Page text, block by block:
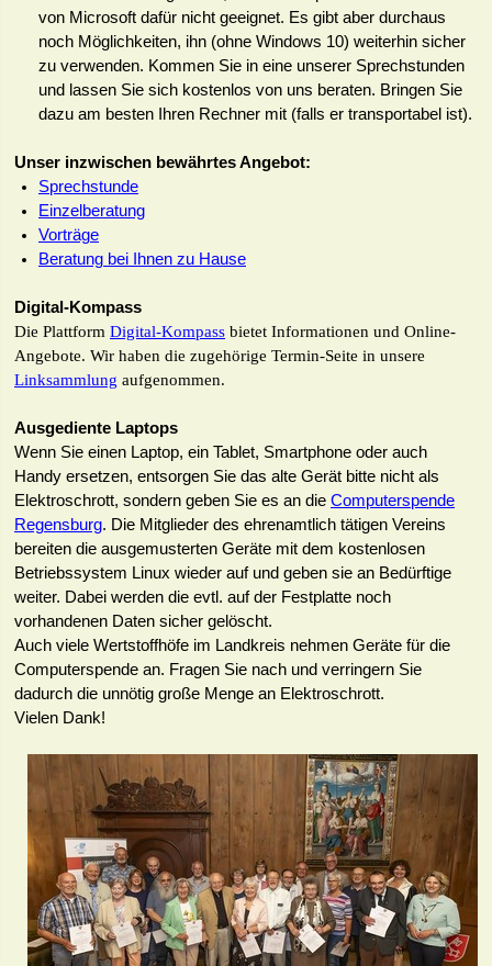
von Microsoft dafür nicht geeignet. Es gibt aber durchaus
noch Möglichkeiten, ihn (ohne Windows 10) weiterhin sicher
zu verwenden. Kommen Sie in eine unserer Sprechstunden
und lassen Sie sich kostenlos von uns beraten. Bringen Sie
dazu am besten Ihren Rechner mit (falls er transportabel ist).
Unser inzwischen bewährtes Angebot:
Sprechstunde
Einzelberatung
Vorträge
Beratung bei Ihnen zu Hause
Digital-Kompass
Die Plattform Digital-Kompass bietet Informationen und Online-
Angebote. Wir haben die zugehörige Termin-Seite in unsere
Linksammlung aufgenommen.
Ausgediente Laptops
Wenn Sie einen Laptop, ein Tablet, Smartphone oder auch
Handy ersetzen, entsorgen Sie das alte Gerät bitte nicht als
Elektroschrott, sondern geben Sie es an die Computerspende
Regensburg. Die Mitglieder des ehrenamtlich tätigen Vereins
bereiten die ausgemusterten Geräte mit dem kostenlosen
Betriebssystem Linux wieder auf und geben sie an Bedürftige
weiter. Dabei werden die evtl. auf der Festplatte noch
vorhandenen Daten sicher gelöscht.
Auch viele Wertstoffhöfe im Landkreis nehmen Geräte für die
Computerspende an. Fragen Sie nach und verringern Sie
dadurch die unnötig große Menge an Elektroschrott.
Vielen Dank!